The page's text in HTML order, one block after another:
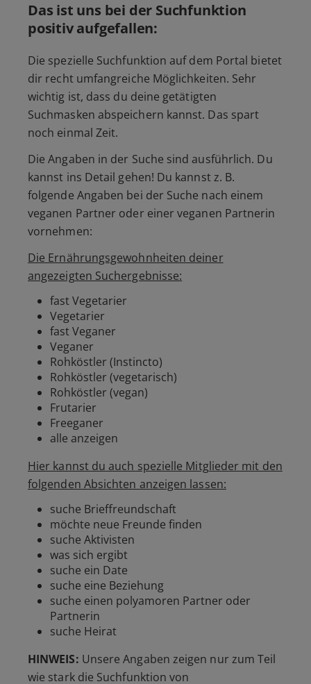
Das ist uns bei der Suchfunktion
positiv aufgefallen:
Die spezielle Suchfunktion auf dem Portal bietet
dir recht umfangreiche Möglichkeiten. Sehr
wichtig ist, dass du deine getätigten
Suchmasken abspeichern kannst. Das spart
noch einmal Zeit.
Die Angaben in der Suche sind ausführlich. Du
kannst ins Detail gehen! Du kannst z. B.
folgende Angaben bei der Suche nach einem
veganen Partner oder einer veganen Partnerin
vornehmen:
Die Ernährungsgewohnheiten deiner
angezeigten Suchergebnisse:
fast Vegetarier
Vegetarier
fast Veganer
Veganer
Rohköstler (Instincto)
Rohköstler (vegetarisch)
Rohköstler (vegan)
Frutarier
Freeganer
alle anzeigen
Hier kannst du auch spezielle Mitglieder mit den
folgenden Absichten anzeigen lassen:
suche Brieffreundschaft
möchte neue Freunde finden
suche Aktivisten
was sich ergibt
suche ein Date
suche eine Beziehung
suche einen polyamoren Partner oder
Partnerin
suche Heirat
HINWEIS: Unsere Angaben zeigen nur zum Teil
wie stark die Suchfunktion von